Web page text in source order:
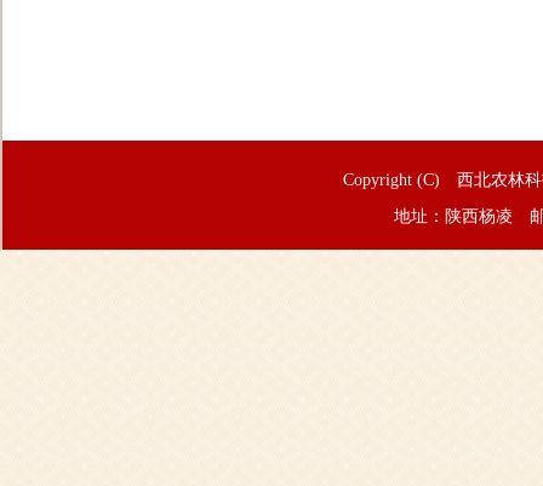
Copyright (C) 西北农林
地址：陕西杨凌